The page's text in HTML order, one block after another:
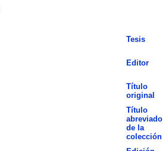
Tesis
Editor
Título
original
Título
abreviado
de la
colección